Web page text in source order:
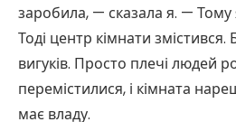
заробила, — сказала я. — Тому
Тоді центр кімнати змістився.
вигуків. Просто плечі людей
перемістилися, і кімната
має владу.